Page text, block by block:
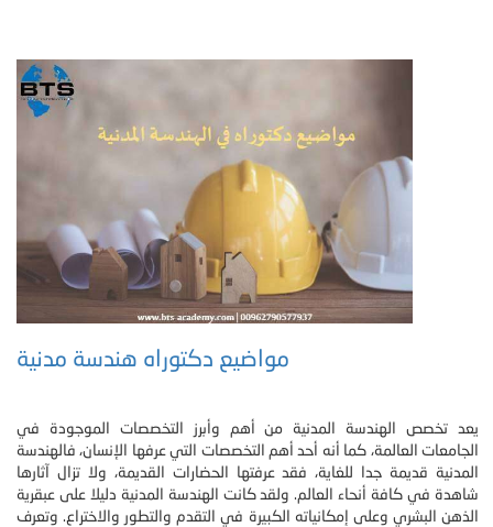
مواضيع دكتوراه هندسة مدنية
يعد تخصص الهندسة المدنية من أهم وأبرز التخصصات الموجودة في
الجامعات العالمة، كما أنه أحد أهم التخصصات التي عرفها الإنسان، فالهندسة
المدنية قديمة جدا للغاية، فقد عرفتها الحضارات القديمة، ولا تزال آثارها
شاهدة في كافة أنحاء العالم. ولقد كانت الهندسة المدنية دليلا على عبقرية
الذهن البشري وعلى إمكانياته الكبيرة في التقدم والتطور والاختراع. وتعرف